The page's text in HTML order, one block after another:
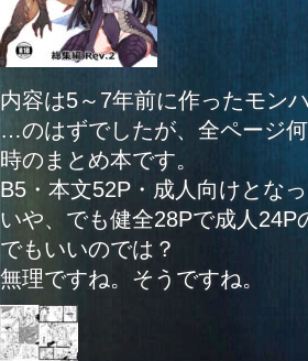
内容は5～7年前に作ったモン
…のはずでしたが、全ページ
時のまとめ本です。
B5・本文52P・成人向けとなっ
いや、でも健全28Pで成人
でもいいのでは？
無理ですね。そうですね。